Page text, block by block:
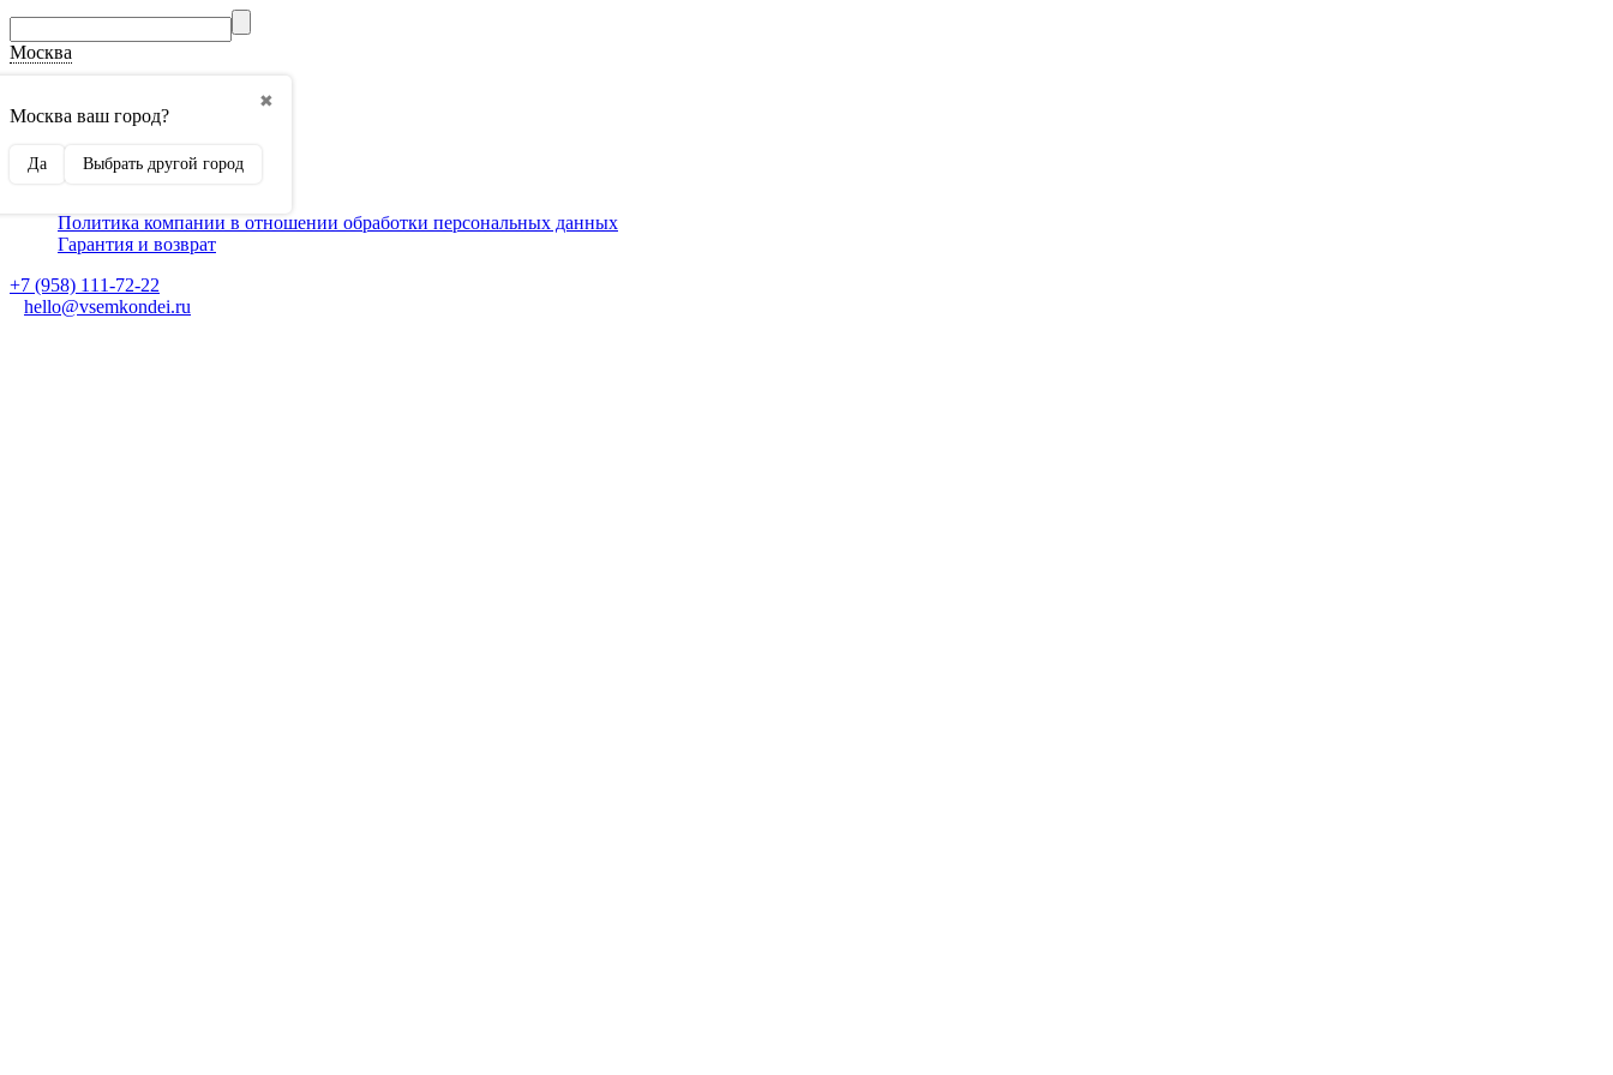
Москва
✖
Москва ваш город?
Да Выбрать другой город
Способы оплаты
Монтаж кондиционеров
Для партнеров
Политика компании в отношении обработки персональных данных
Гарантия и возврат
+7 (958) 111-72-22
hello@vsemkondei.ru